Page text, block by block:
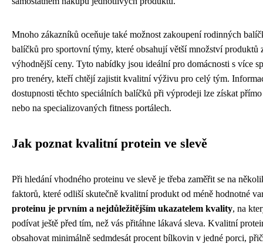
Mnoho zákazníků oceňuje také možnost zakoupení rodinných
balíčků pro sportovní týmy, které obsahují větší množství produktů
výhodnější ceny. Tyto nabídky jsou ideální pro domácnosti s více
pro trenéry, kteří chtějí zajistit kvalitní výživu pro celý tým.
dostupnosti těchto speciálních balíčků při výprodeji lze získat
nebo na specializovaných fitness portálech.
Jak poznat kvalitní protein ve slevě
Při hledání vhodného proteinu ve slevě je třeba zaměřit se na
faktorů, které odliší skutečně kvalitní produkt od méně hodnotné
proteinu je prvním a nejdůležitějším ukazatelem kvality, na
podívat ještě před tím, než vás přitáhne lákavá sleva. Kvalitní
obsahovat minimálně sedmdesát procent bílkovin v jedné porci,